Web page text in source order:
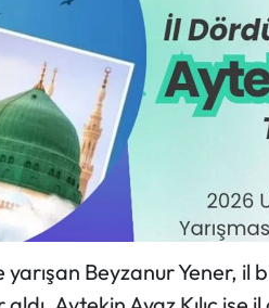
Beyzanur Yener, il